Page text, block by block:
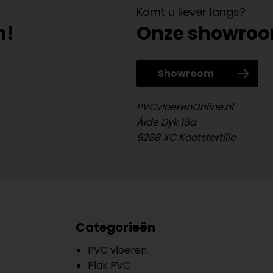
Komt u liever langs?
Onze
Showroom
PVCvloerenOnline.nl
Âlde Dyk 18a
9288 XC Kootstertille
Categorieën
PVC vloeren
Plak PVC